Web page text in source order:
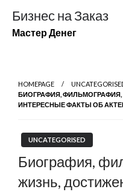
содержимому
Бизнес на Заказ
Мастер Денег
HOMEPAGE
БИОГРАФИЯ,
ИНТЕРЕСНЫЕ ФАКТЫ ОБ
UNCATEGORISED
Биография,
жизнь,